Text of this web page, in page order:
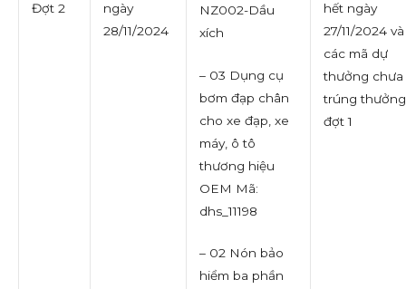
Đợt 2
ngày
28/11/2024
NZ002-Dầu
xích
– 03 Dụng cụ
bơm đạp chân
cho xe đạp, xe
máy, ô tô
thương hiệu
OEM Mã:
dhs_11198
– 02 Nón bảo
hiểm ba phần
hết ngày
27/11/2024 và
các mã dự
thưởng chưa
trúng
đợt 1